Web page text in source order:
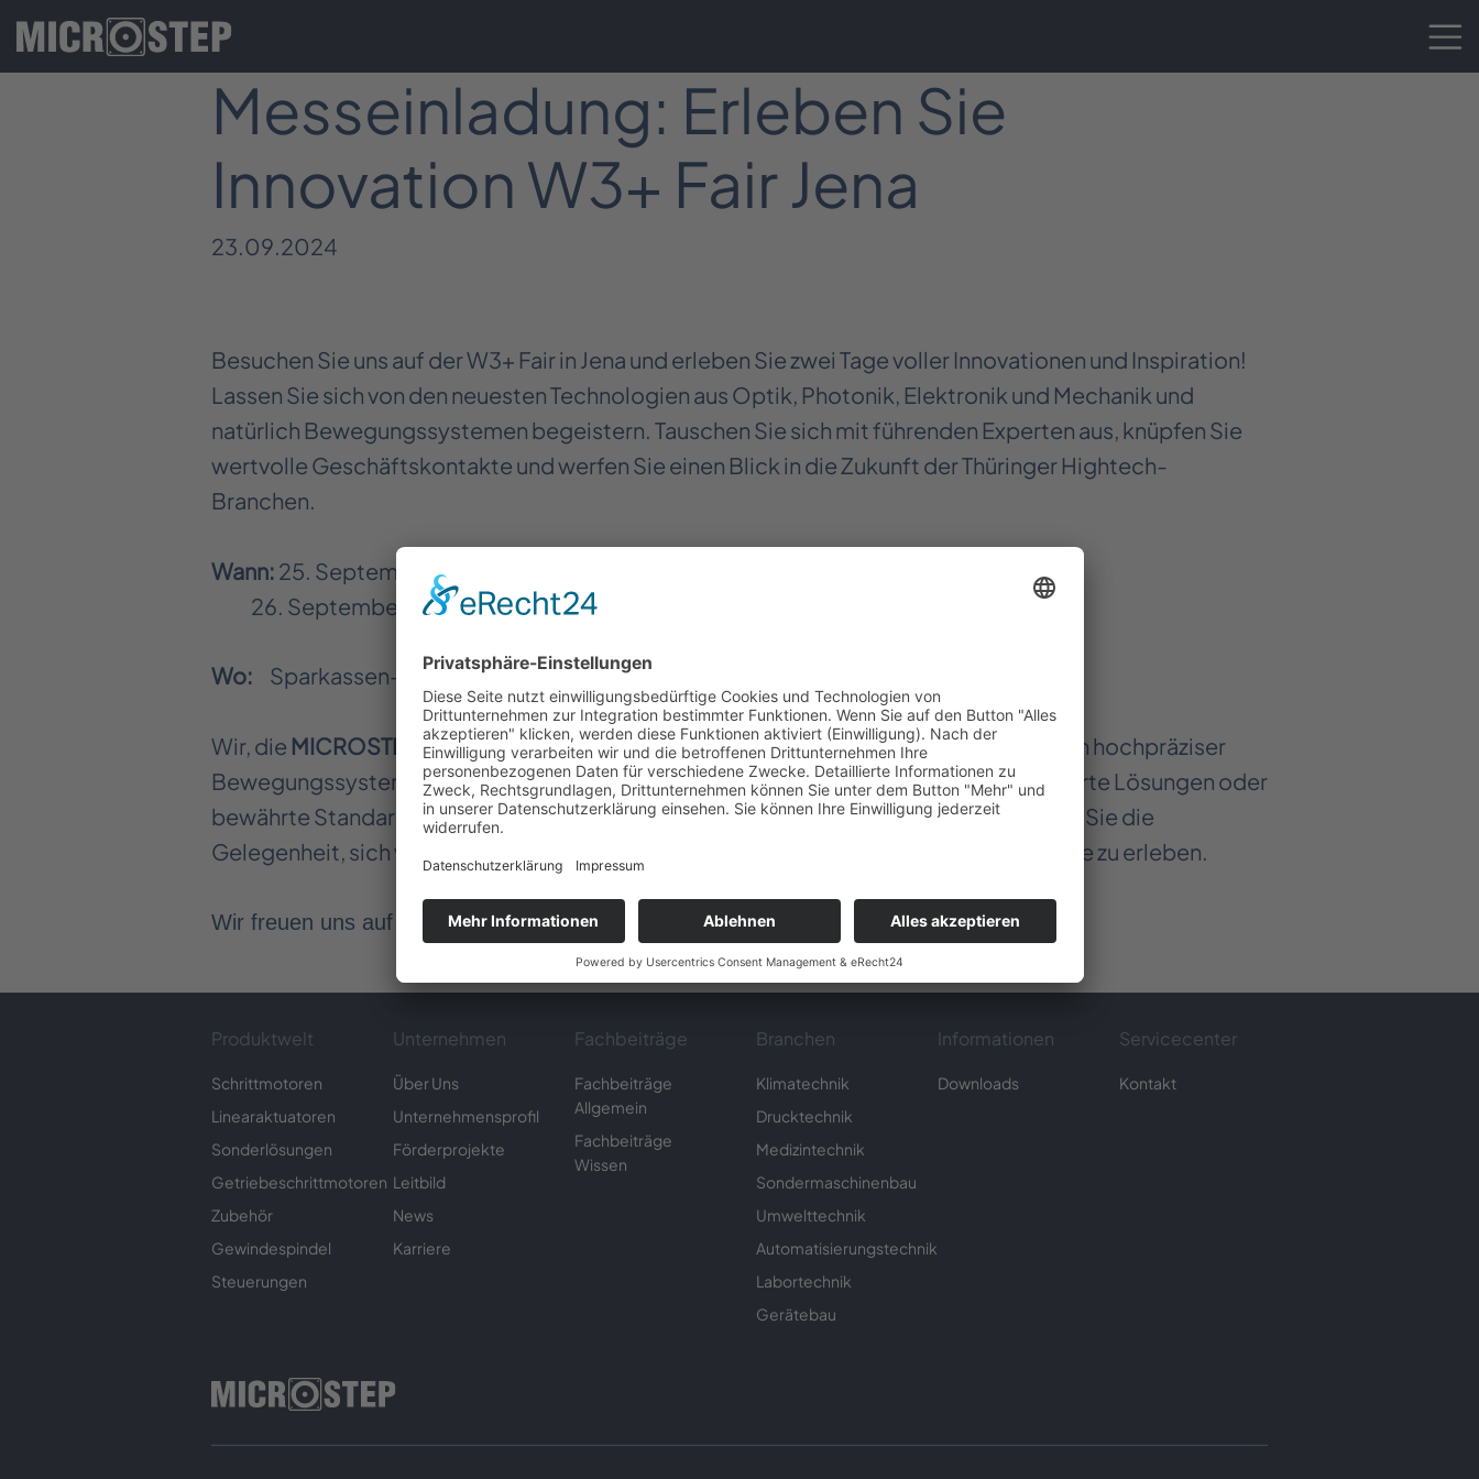
Messeinladung: Erleben Sie
Innovation W3+ Fair Jena
23.09.2024
Besuchen Sie uns auf der W3+ Fair in Jena und erleben Sie zwei Tage voller Innovationen und Inspiration!
Lassen Sie sich von den neuesten Technologien aus Optik, Photonik, Elektronik und Mechanik und
natürlich Bewegungssystemen begeistern. Tauschen Sie sich mit führenden Experten aus, knüpfen Sie
wertvolle Geschäftskontakte und werfen Sie einen Blick in die Zukunft der Thüringer Hightech-
Branchen.
Wann: 25. September 2024 | 9:30 - 17:00 Uhr
26. September 2024 | 9:30 - 17:00 Uhr
Wo: Sparkassen-Arena | Keßlerstraße 28 | 07745 Jena
Wir, die MICROSTEP GmbH, freuen uns, Ihnen unsere neuesten Innovationen im Bereich hochpräziser
Bewegungssysteme und moderner Antriebstechnik vorzustellen. Ob maßgeschneiderte Lösungen oder
bewährte Standards, unsere Produkte unterstützen Ihre Automationsprojekte. Nutzen Sie die
Gelegenheit, sich vor Ort mit unseren Experten auszutauschen und unsere Produkte live zu erleben.
Wir freuen uns auf Sie!
Produktwelt
Schrittmotoren
Linearaktuatoren
Sonderlösungen
Getriebeschrittmotoren
Zubehör
Gewindespindel
Steuerungen
Unternehmen
Über Uns
Unternehmensprofil
Förderprojekte
Leitbild
News
Karriere
Fachbeiträge
Fachbeiträge
Allgemein
Fachbeiträge
Wissen
Branchen
Klimatechnik
Drucktechnik
Medizintechnik
Sondermaschinenbau
Umwelttechnik
Automatisierungstechnik
Labortechnik
Gerätebau
Informationen
Downloads
Servicecenter
Kontakt